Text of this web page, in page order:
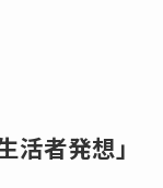
活者発想」